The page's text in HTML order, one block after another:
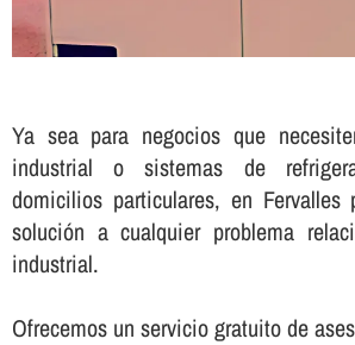
Ya sea para negocios que
industrial o sistemas de
domicilios particulares, en Fervalles
solución a cualquier problema
industrial.
Ofrecemos un servicio gratuito de